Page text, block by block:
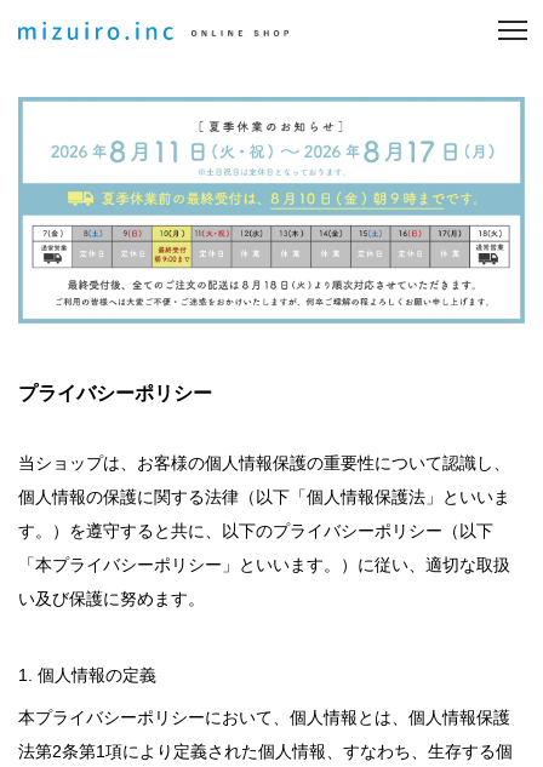
プライバシーポリシー
当ショップは、お客様の個人情報保護の重要性について認識し、
個人情報の保護に関する法律（以下「個人情報保護法」といいま
す。）を遵守すると共に、以下のプライバシーポリシー（以下
「本プライバシーポリシー」といいます。）に従い、適切な取扱
い及び保護に努めます。
1. 個人情報の定義
本プライバシーポリシーにおいて、個人情報とは、個人情報保護
法第2条第1項により定義された個人情報、すなわち、生存する個